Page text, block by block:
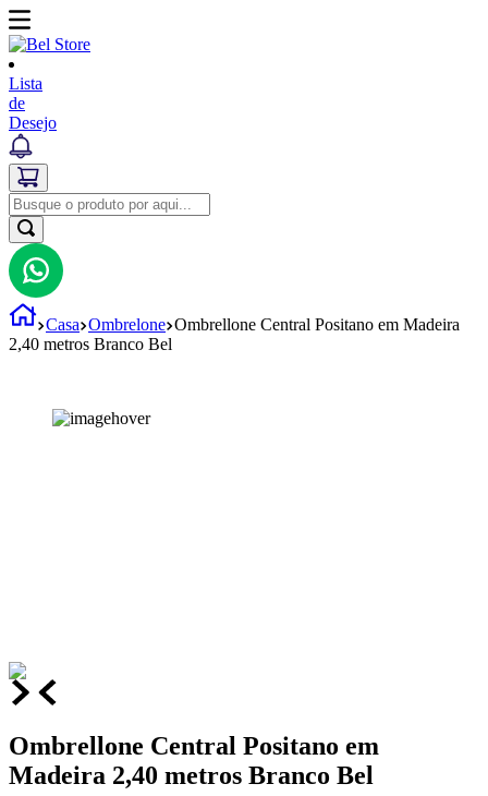
Lista
de
Desejo
Casa Ombrelone Ombrellone Central Positano em Madeira
2,40 metros Branco Bel
Ombrellone Central Positano em
Madeira 2,40 metros Branco Bel